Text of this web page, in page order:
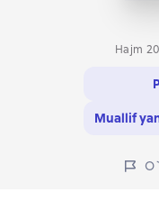
Hajm
Muallif